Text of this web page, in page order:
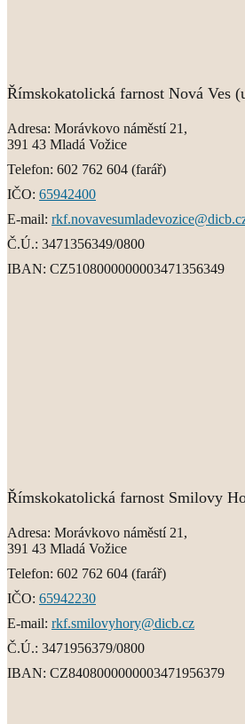
Římskokatolická farnost Nová Ves
Adresa: Morávkovo náměstí 21,
391 43 Mladá Vožice
Telefon: 602 762 604 (farář)
IČO: 65942400
E-mail:
Č.Ú.: 3471356349/0800
IBAN: CZ5108000000003471356349
Římskokatolická farnost Smilovy
Adresa: Morávkovo náměstí 21,
391 43 Mladá Vožice
Telefon: 602 762 604 (farář)
IČO: 65942230
E-mail: rkf.smilovyhory@dicb.cz
Č.Ú.: 3471956379/0800
IBAN: CZ8408000000003471956379